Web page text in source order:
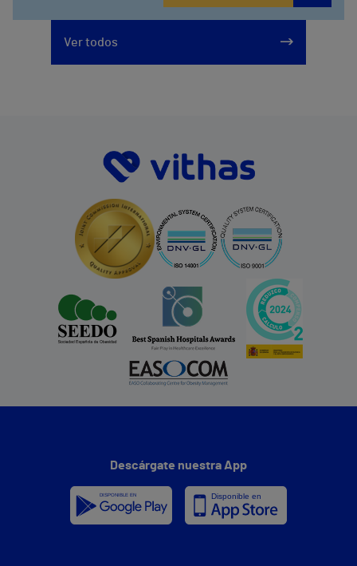
Ver todos
Descárgate nuestra App